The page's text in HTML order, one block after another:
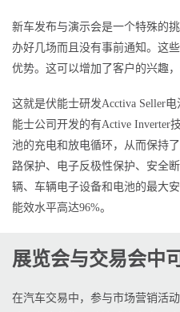
新车发布与演示会是一个特殊的
办好几场而且没有事前通知。这
优势。这可以增加了客户的兴趣
这就是伏能士研发Acctiva Seller
能士公司开发的有Active Inverter
池的充电和放电循环，从而保持
路保护、电子反极性保护、安全
辆、车辆电子设备和电池的最大
能效水平高达96%。
展览会与交易会中
在汽车交易中，参与市场营销活